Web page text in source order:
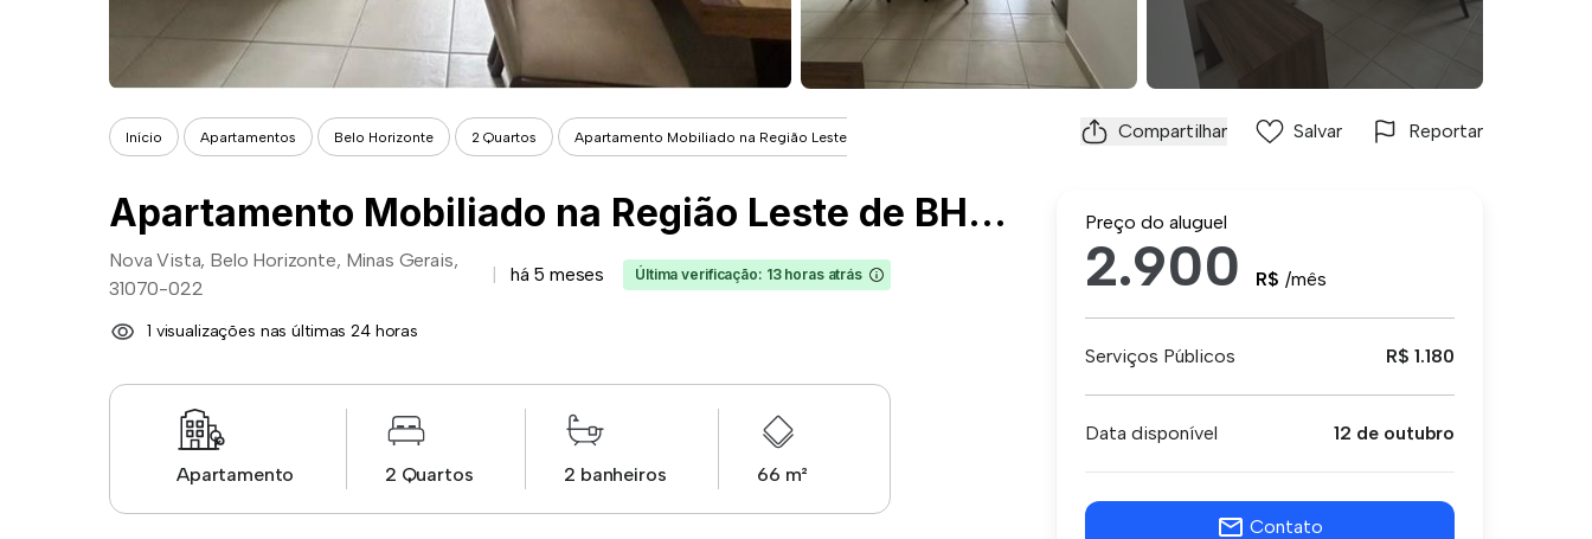
Início Apartamentos Belo Horizonte 2 Quartos Apartamento Mobiliado na Região Leste... Compartilhar Salvar Reportar
Apartamento Mobiliado na Região Leste de BH - 66m², 2Q, Lazer
Nova Vista, Belo Horizonte, Minas Gerais,
31070-022
há 5 meses Última verificação: 13 horas atrás
1 visualizações nas últimas 24 horas
Apartamento 2 Quartos 2 banheiros 66 m²
Preço do aluguel
2.900 R$ /mês
Serviços Públicos R$ 1.180
Data disponível 12 de outubro
Contato